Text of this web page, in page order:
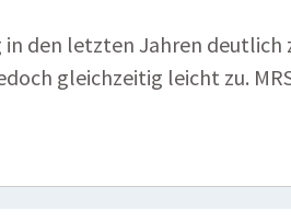
den letzten Jahren deutlich
gleichzeitig leicht zu.